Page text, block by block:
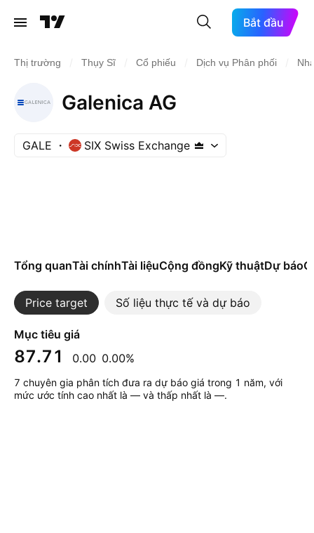
Bắt đầu
Thị trường Thụy Sĩ Cổ phiếu Dịch vụ Phân phối
Galenica AG
GALE SIX Swiss Exchange
Tổng quanTài chínhTài liệuCộng đồngKỹ thuậtDự báo
Price target Số liệu thực tế và dự báo
Mục tiêu giá
87.71 0.00 0.00%
7 chuyên gia phân tích đưa ra dự báo giá trong 1 năm, với
mức ước tính cao nhất là — và thấp nhất là —.